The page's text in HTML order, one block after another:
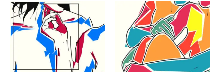
od
95,00 zł
do
produkt
ma
wiele
wariantów.
Opcje
Zakres
cen:
95,00 zł
do
140,00
Ten
ma
wiele
Opcje